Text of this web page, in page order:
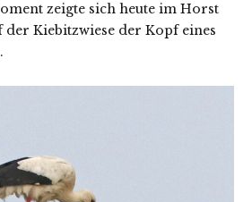
zeigte sich heute im Horst
der Kiebitzwiese der Kopf eines